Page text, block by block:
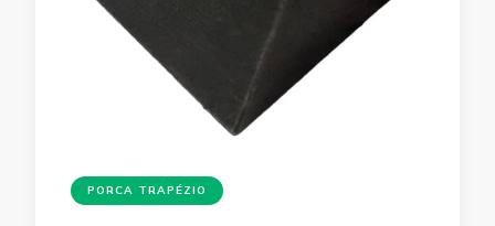
PORCA TRAPÉZIO